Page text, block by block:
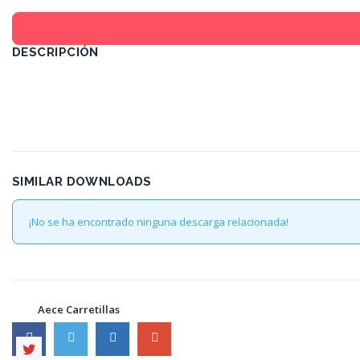
DESCRIPCIÓN
SIMILAR DOWNLOADS
¡No se ha encontrado ninguna descarga relacionada!
Aece Carretillas